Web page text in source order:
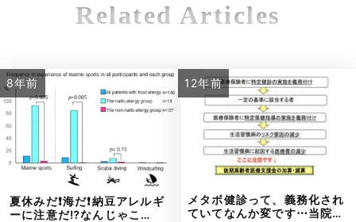
Related Articles
8年前
夏休みだ❗海だ❗納豆アレルギ
ーに注意だ⁉なんじゃこ…
12年前
メタボ健診って、義務化され
ていてなんか変です⋯当院…